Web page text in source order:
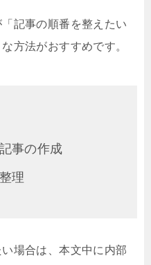
記事の順番を整えたい
方法がおすすめです。
事の作成
理
場合は、本文中に内部